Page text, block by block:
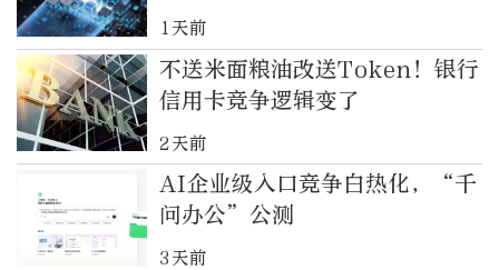
1天前
不送米面粮油改送Token！银行
信用卡竞争逻辑变了
2天前
AI企业级入口竞争白热化，“千
问办公”公测
3天前